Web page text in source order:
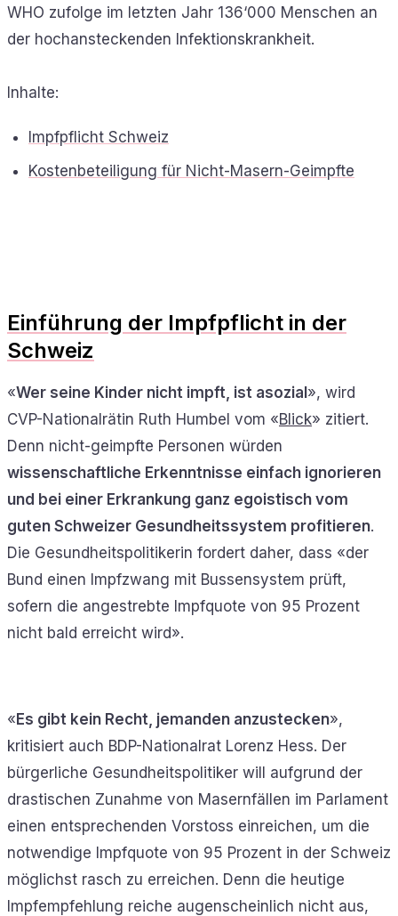
WHO zufolge im letzten Jahr 136‘000 Menschen an
der hochansteckenden Infektionskrankheit.
Inhalte:
Impfpflicht Schweiz
Kostenbeteiligung für Nicht-Masern-Geimpfte
Einführung der Impfpflicht in der
Schweiz
«Wer seine Kinder nicht impft, ist asozial», wird
CVP-Nationalrätin Ruth Humbel vom «Blick» zitiert.
Denn nicht-geimpfte Personen würden
wissenschaftliche Erkenntnisse einfach ignorieren
und bei einer Erkrankung ganz egoistisch vom
guten Schweizer Gesundheitssystem profitieren.
Die Gesundheitspolitikerin fordert daher, dass «der
Bund einen Impfzwang mit Bussensystem prüft,
sofern die angestrebte Impfquote von 95 Prozent
nicht bald erreicht wird».
«Es gibt kein Recht, jemanden anzustecken»,
kritisiert auch BDP-Nationalrat Lorenz Hess. Der
bürgerliche Gesundheitspolitiker will aufgrund der
drastischen Zunahme von Masernfällen im Parlament
einen entsprechenden Vorstoss einreichen, um die
notwendige Impfquote von 95 Prozent in der Schweiz
möglichst rasch zu erreichen. Denn die heutige
Impfempfehlung reiche augenscheinlich nicht aus,